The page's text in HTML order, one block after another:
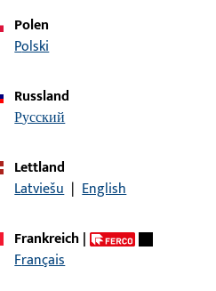
38,3 mm, Gesamthöhe / -tiefe
38,3 mm, Gesamthöhe / -tiefe
Polen
Polski
Russland
русский
Lettland
Latviešu | English
Frankreich|
Français